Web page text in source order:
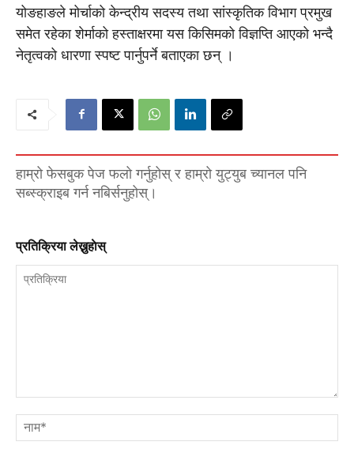
योङहाङले मोर्चाको केन्द्रीय सदस्य तथा सांस्कृतिक विभाग प्रमुख
समेत रहेका शेर्माको हस्ताक्षरमा यस किसिमको विज्ञप्ति आएको भन्दै
नेतृत्वको धारणा स्पष्ट पार्नुपर्ने बताएका छन् ।
हाम्रो फेसबुक पेज फलो गर्नुहोस् र हाम्रो युट्युब च्यानल पनि
सब्स्क्राइब गर्न नबिर्सनुहोस्।
प्रतिक्रिया लेख्नुहाेस्